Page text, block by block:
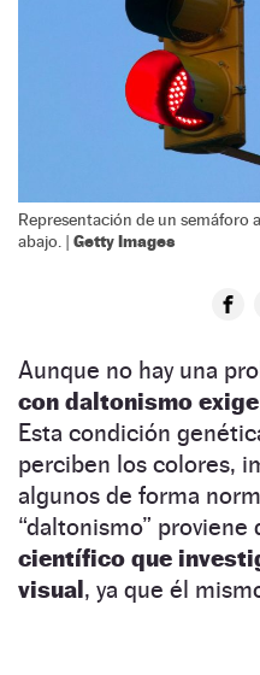
Representación de un semáforo
abajo. | Getty Images
Aunque no hay una
con daltonismo
Esta condición
perciben los colores,
algunos de forma
“daltonismo” proviene
científico que
visual, ya que él